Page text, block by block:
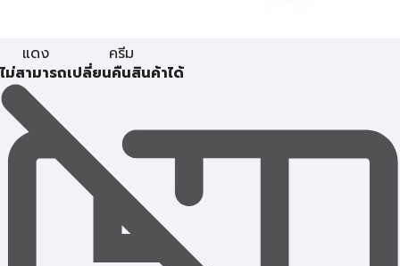
แดง
ครีม
ไม่สามารถเปลี่ยนคืนสินค้าได้